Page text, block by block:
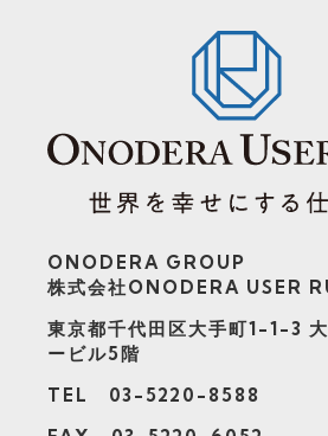
ONODERA GROUP
株式会社ONODERA USER
東京都千代田区大手町1-1-3
ービル5階
TEL 03-5220-8588